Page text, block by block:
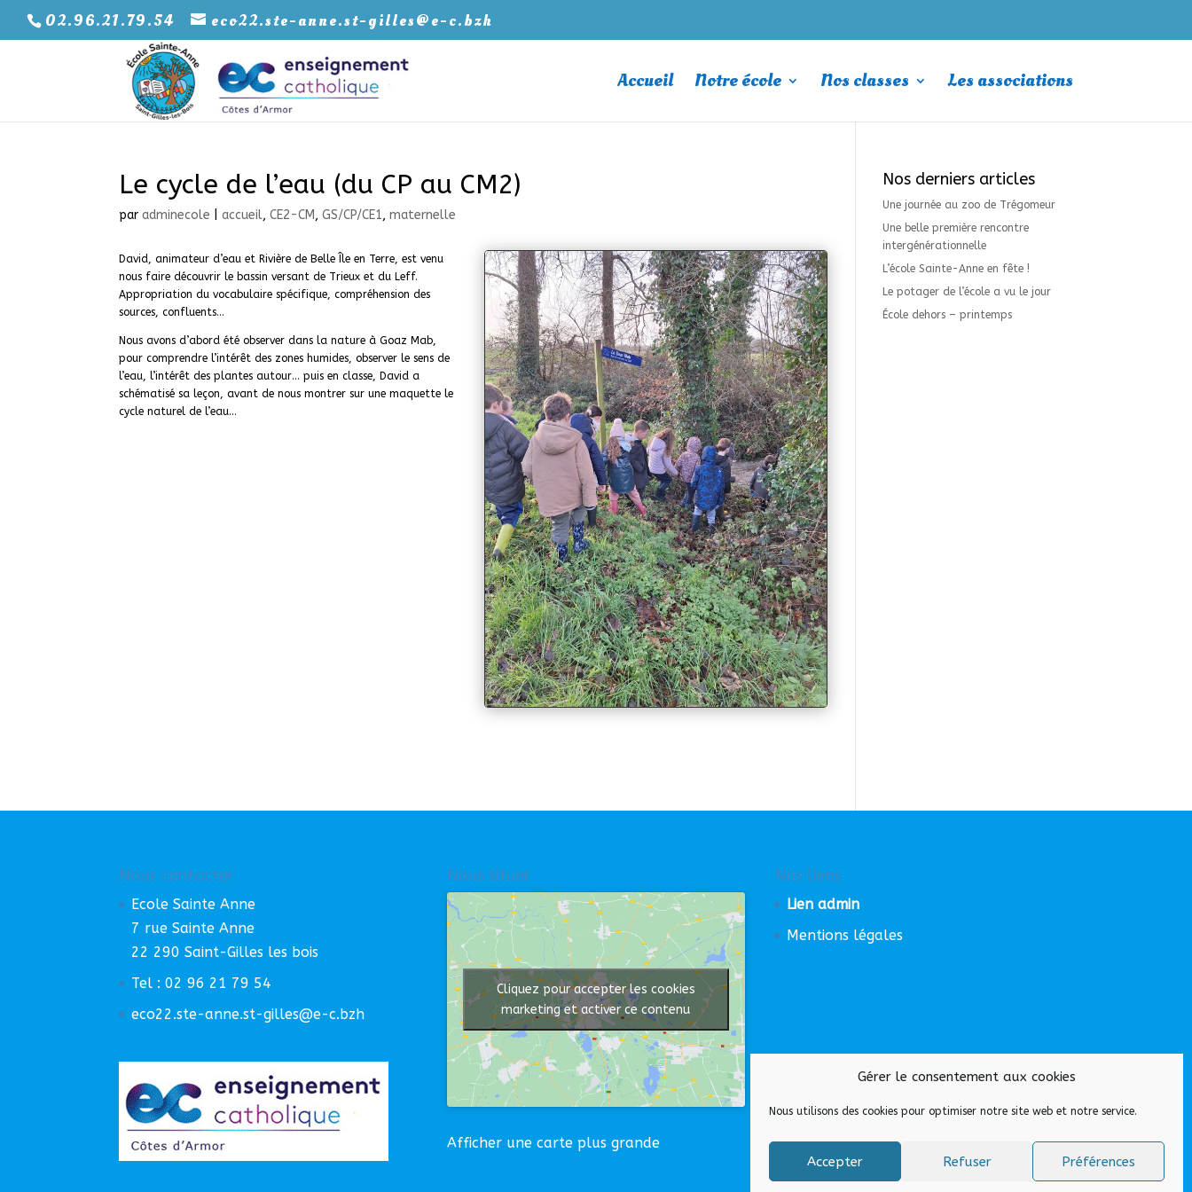
Gérer le consentement aux cookies
Nous utilisons des cookies pour optimiser notre site web et notre service.
Accepter Refuser Préférences
02.96.21.79.54 eco22.ste-anne.st-gilles@e-c.bzh
Accueil Notre école Nos classes Les associations
Le cycle de l’eau (du CP au CM2)
paradminecole |accueil,CE2-CM,GS/CP/CE1,maternelle
David, animateur d’eau et Rivière de Belle Île en Terre, est venu
nous faire découvrir le bassin versant de Trieux et du Leff.
Appropriation du vocabulaire spécifique, compréhension des
sources, confluents…
Nous avons d’abord été observer dans la nature à Goaz Mab,
pour comprendre l’intérêt des zones humides, observer le sens de
l’eau, l’intérêt des plantes autour… puis en classe, David a
schématisé sa leçon, avant de nous montrer sur une maquette le
cycle naturel de l’eau…
Nos derniers articles
Une journée au zoo de Trégomeur
Une belle première rencontre
intergénérationnelle
L’école Sainte-Anne en fête !
Le potager de l’école a vu le jour
École dehors – printemps
Nous contacter
Ecole Sainte Anne
7 rue Sainte Anne
22 290 Saint-Gilles les bois
Tel : 02 96 21 79 54
eco22.ste-anne.st-gilles@e-c.bzh
Nous situer
Cliquez pour accepter les cookies
marketing et activer ce contenu
Afficher une carte plus grande
Nos liens
Lien admin
Mentions légales